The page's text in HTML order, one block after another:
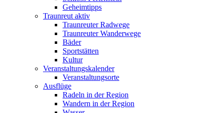
Geheimtipps
Traunreut aktiv
Traunreuter Radwege
Traunreuter Wanderwege
Bäder
Sportstätten
Kultur
Veranstaltungskalender
Veranstaltungsorte
Ausflüge
Radeln in der Region
Wandern in der Region